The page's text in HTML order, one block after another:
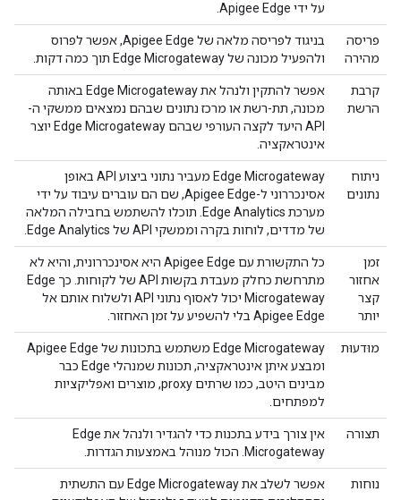
על ידי Apigee Edge.
פריסה
מהירה
בניגוד לפריסה מלאה של Apigee Edge, אפשר לפרוס
ולהפעיל מכונה של Edge Microgateway תוך כמה דקות.
קרבת
הרשת
אפשר להתקין ולנהל את Edge Microgateway באותה
מכונה, תת-רשת או מרכז נתונים שבהם נמצאים ממשקי ה-
API היעד לקצה העורפי שבהם Edge Microgateway יוצר
אינטראקציה.
ניתוח
נתונים
Edge Microgateway מעביר נתוני ביצוע API באופן
אסינכררוני ל-Apigee Edge, שם הם עוברים עיבוד על ידי
מערכת Edge Analytics. תוכלו להשתמש בחבילה המלאה
של מדדים, לוחות בקרה וממשקי API של Edge Analytics.
זמן
אחזור
קצר
יותר
כל התקשורת עם Apigee Edge היא אסינכררונית, והיא לא
מתרחשת כחלק מעבדת בקשות API של לקוחות. כך Edge
Microgateway יכול לאסוף נתוני API ולשלוח אותם אל
Apigee Edge בלי להשפיע על זמן האחזור.
מוּדעוּת
Edge Microgateway משתמש בתכונות של Apigee Edge
ומבצע איתן אינטראקציה, תכונות שמנהלי Edge כבר
מבינים היטב, כמו שרתים proxy, מוצרים ואפליקציות
למפתחים.
תצורה
אין צורך בידע בתכנות כדי להגדיר ולנהל את Edge
Microgateway. הכול מנוהל באמצעות הגדרות.
נוחות
אפשר לשלב את Edge Microgateway עם התשתית